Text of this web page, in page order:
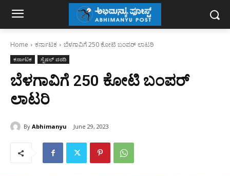
Home ಕರ್ನಾಟಕ ಬೆಳಗಾವಿಗೆ 250 ಕೋಟಿ ಬಂಪರ್ ಲಾಟರಿ
ಕರ್ನಾಟಕ ಸ್ಪೆಷಲ್ ವರದಿ
ಬೆಳಗಾವಿಗೆ 250 ಕೋಟಿ ಬಂಪರ್
ಲಾಟರಿ
By Abhimanyu June 29, 2023